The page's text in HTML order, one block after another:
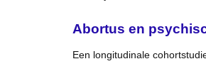
Abortus en
Een longitudinale